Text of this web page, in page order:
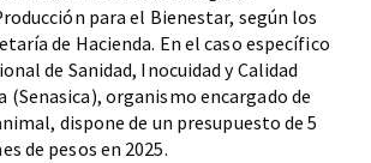
para el Bienestar, según los
de Hacienda. En el caso específico
de Sanidad, Inocuidad y Calidad
organismo encargado de
dispone de un presupuesto de 5
de pesos en 2025.